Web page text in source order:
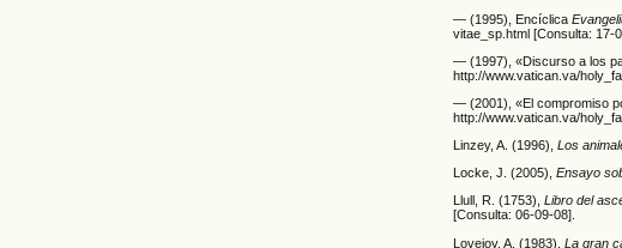
— (1995), Encíclica
vitae_sp.html [Consulta: 17-
— (1997), «Discurso a los
http://www.vatican.va/
— (2001), «El compromiso
http://www.vatican.va/
Linzey, A. (1996),Los
Locke, J. (2005),Ensayo
Llull, R. (1753),Libro del
[Consulta: 06-09-08].
Lovejoy, A. (1983),La gran